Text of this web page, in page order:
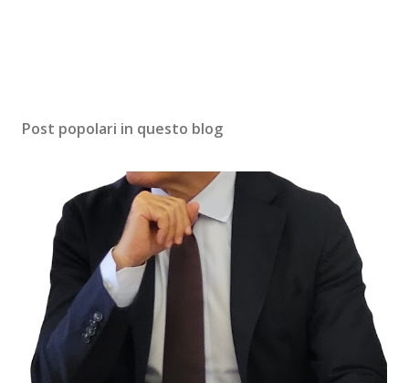
Post popolari in questo blog